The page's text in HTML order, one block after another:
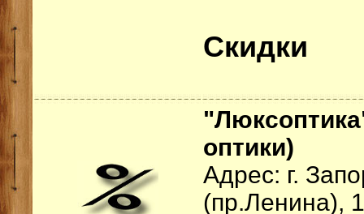
Скидки
оптики)
Адрес: г.
(пр.Ленина),